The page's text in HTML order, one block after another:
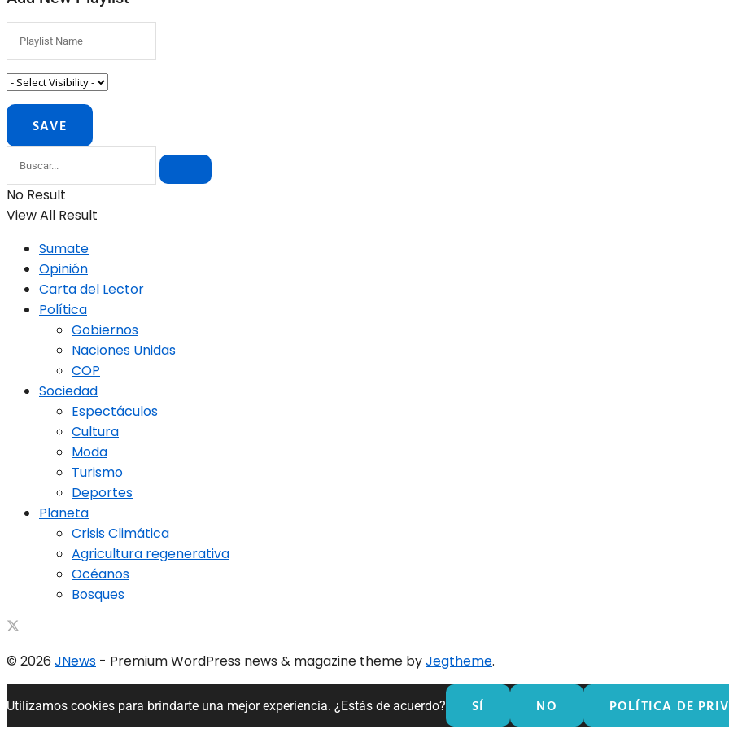
No Result
View All Result
Sumate
Opinión
Carta del Lector
Política
Gobiernos
Naciones Unidas
COP
Sociedad
Espectáculos
Cultura
Moda
Turismo
Deportes
Planeta
Crisis Climática
Agricultura regenerativa
Océanos
Bosques
© 2026 JNews - Premium WordPress news & magazine theme byJegtheme.
Utilizamos cookies para brindarte una mejor experiencia. ¿Estás de acuerdo? SÍ NO POLÍTICA DE